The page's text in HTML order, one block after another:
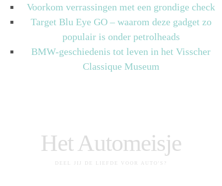
Voorkom verrassingen met een grondige check
Target Blu Eye GO – waarom deze gadget zo
populair is onder petrolheads
BMW-geschiedenis tot leven in het Visscher
Classique Museum
Het Automeisje
DEEL JIJ DE LIEFDE VOOR AUTO'S?